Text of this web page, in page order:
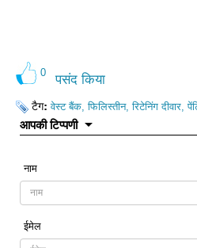
0 पसंद किया
टैग:वेस्ट बैंक, फिलिस्तीन, रिटेनिंग दीवार,
आपकी टिप्पणी
नाम
ईमेल